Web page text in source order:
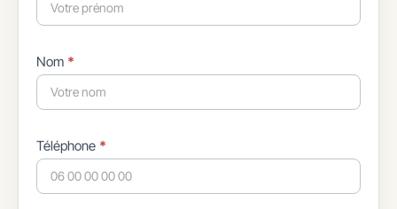
avec
Nom *
Téléphone *